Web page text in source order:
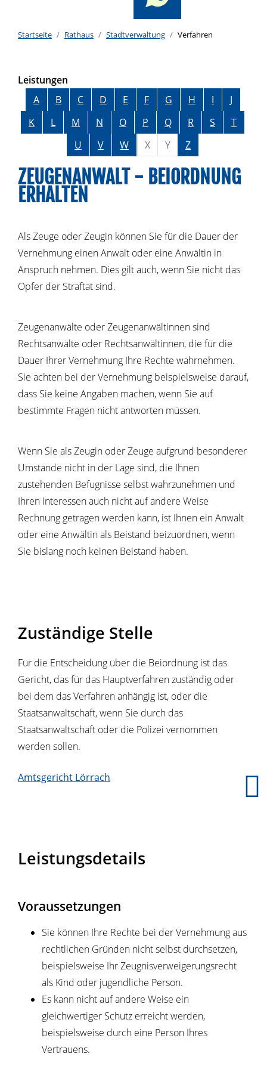
Startseite Rathaus Stadtverwaltung Verfahren
Leistungen
Alphabetisches Register überspringen
A B C D E F G H I
J
K
L M N O P Q R S
T
U
V W X Y Z
ZEUGENANWALT - BEIORDNUNG
ERHALTEN
Als Zeuge oder Zeugin können Sie für die Dauer der
Vernehmung einen Anwalt oder eine Anwältin in
Anspruch nehmen. Dies gilt auch, wenn Sie nicht das
Opfer der Straftat sind.
Zeugenanwälte oder Zeugenanwältinnen sind
Rechtsanwälte oder Rechtsanwältinnen, die für die
Dauer Ihrer Vernehmung Ihre Rechte wahrnehmen.
Sie achten bei der Vernehmung beispielsweise darauf,
dass Sie keine Angaben machen, wenn Sie auf
bestimmte Fragen nicht antworten müssen.
Wenn Sie als Zeugin oder Zeuge aufgrund besonderer
Umstände nicht in der Lage sind, die Ihnen
zustehenden Befugnisse selbst wahrzunehmen und
Ihren Interessen auch nicht auf andere Weise
Rechnung getragen werden kann, ist Ihnen ein Anwalt
oder eine Anwältin als Beistand beizuordnen, wenn
Sie bislang noch keinen Beistand haben.
Zuständige Stelle
Für die Entscheidung über die Beiordnung ist das
Gericht, das für das Hauptverfahren zuständig oder
bei dem das Verfahren anhängig ist, oder die
Staatsanwaltschaft, wenn Sie durch das
Staatsanwaltschaft oder die Polizei vernommen
werden sollen.
Amtsgericht Lörrach
Leistungsdetails
Voraussetzungen
Sie können Ihre Rechte bei der Vernehmung aus
rechtlichen Gründen nicht selbst durchsetzen,
beispielsweise Ihr Zeugnisverweigerungsrecht
als Kind oder jugendliche Person.
Es kann nicht auf andere Weise ein
gleichwertiger Schutz erreicht werden,
beispielsweise durch eine Person Ihres
Vertrauens.